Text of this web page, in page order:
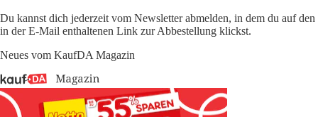
Du kannst dich jederzeit vom Newsletter abmelden, in dem du auf den
in der E-Mail enthaltenen Link zur Abbestellung klickst.
Neues vom KaufDA Magazin